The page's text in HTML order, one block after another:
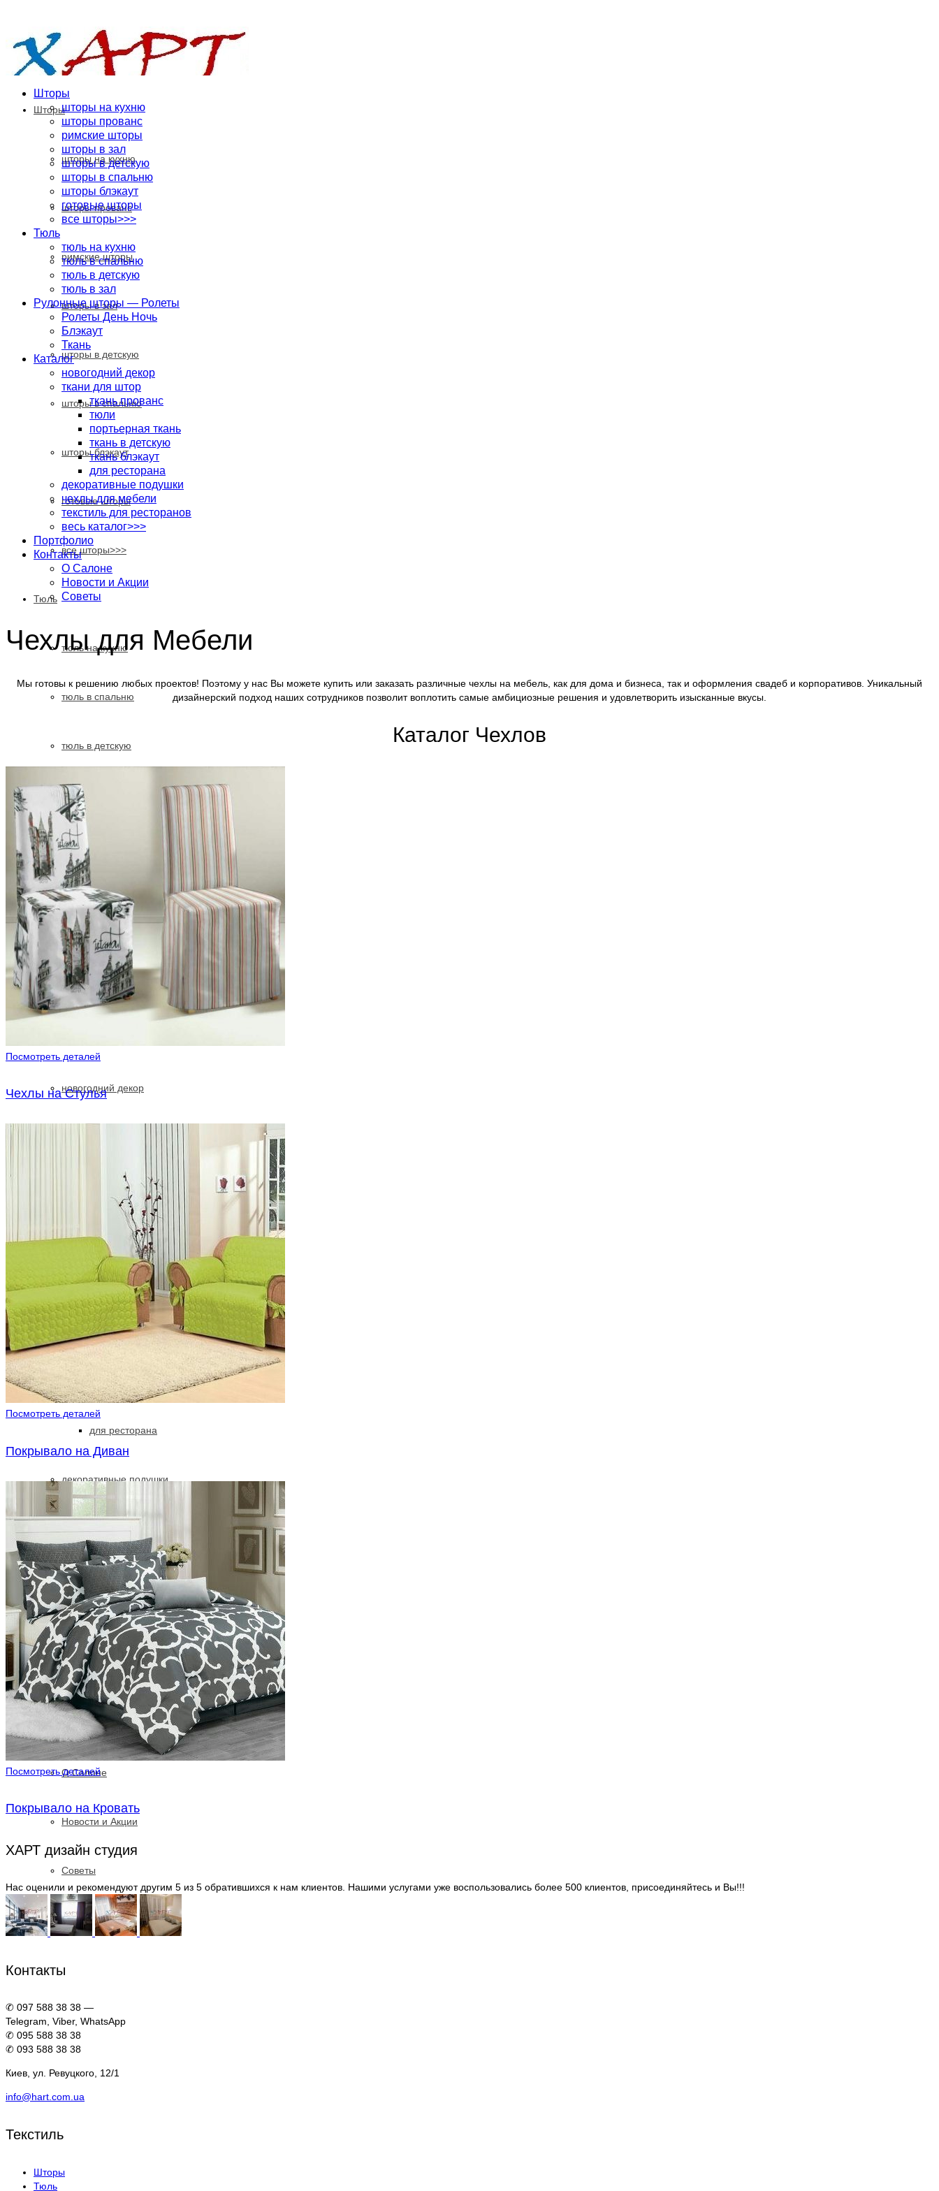
Шторы
шторы на кухню
шторы прованс
римские шторы
шторы в зал
шторы в детскую
шторы в спальню
шторы блэкаут
готовые шторы
все шторы>>>
Тюль
тюль на кухню
тюль в спальню
тюль в детскую
тюль в зал
Рулонные шторы — Ролеты
Ролеты День Ночь
Блэкаут
Ткань
новогодний декор
ткань прованс
тюли
портьерная ткань
ткань в детскую
ткань блэкаут
для ресторана
декоративные подушки
текстиль для ресторанов
весь каталог>>>
Портфолио
О Салоне
Новости и Акции
Cоветы
Шторы
шторы на кухню
шторы прованс
римские шторы
шторы в зал
шторы в детскую
шторы в спальню
шторы блэкаут
готовые шторы
все шторы>>>
Тюль
тюль на кухню
тюль в спальню
тюль в детскую
тюль в зал
Рулонные шторы — Ролеты
Ролеты День Ночь
Блэкаут
Ткань
Каталог
новогодний декор
ткани для штор
ткань прованс
тюли
портьерная ткань
ткань в детскую
ткань блэкаут
для ресторана
декоративные подушки
чехлы для мебели
текстиль для ресторанов
весь каталог>>>
Портфолио
Контакты
О Салоне
Новости и Акции
Cоветы
Чехлы для Мебели
Мы готовы к решению любых проектов! Поэтому у нас Вы можете купить или заказать различные чехлы на мебель, как для дома и бизнеса, так и оформления свадеб и корпоративов. Уникальный
дизайнерский подход наших сотрудников позволит воплотить самые амбициозные решения и удовлетворить изысканные вкусы.
Каталог Чехлов
Посмотреть деталей
Чехлы на Стулья
Посмотреть деталей
Покрывало на Диван
Посмотреть деталей
Покрывало на Кровать
ХАРТ дизайн студия
Нас оценили и рекомендуют другим 5 из 5 обратившихся к нам клиентов. Нашими услугами уже воспользовались более 500 клиентов, присоединяйтесь и Вы!!!
Контакты
✆ 097 588 38 38 —
Telegram, Viber, WhatsApp
✆ 095 588 38 38
✆ 093 588 38 38
Киев, ул. Ревуцкого, 12/1
info@hart.com.ua
Текстиль
Шторы
Тюль